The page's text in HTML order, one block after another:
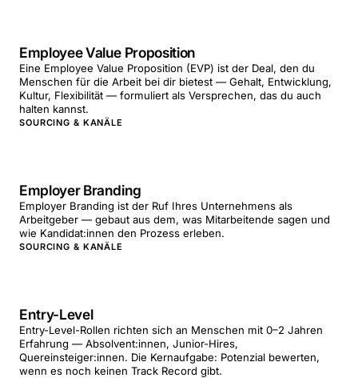
Employee Value Proposition
Eine Employee Value Proposition (EVP) ist der Deal, den du
Menschen für die Arbeit bei dir bietest — Gehalt, Entwicklung,
Kultur, Flexibilität — formuliert als Versprechen, das du auch
halten kannst.
SOURCING & KANÄLE
Employer Branding
Employer Branding ist der Ruf Ihres Unternehmens als
Arbeitgeber — gebaut aus dem, was Mitarbeitende sagen und
wie Kandidat:innen den Prozess erleben.
SOURCING & KANÄLE
Entry-Level
Entry-Level-Rollen richten sich an Menschen mit 0–2 Jahren
Erfahrung — Absolvent:innen, Junior-Hires,
Quereinsteiger:innen. Die Kernaufgabe: Potenzial bewerten,
wenn es noch keinen Track Record gibt.